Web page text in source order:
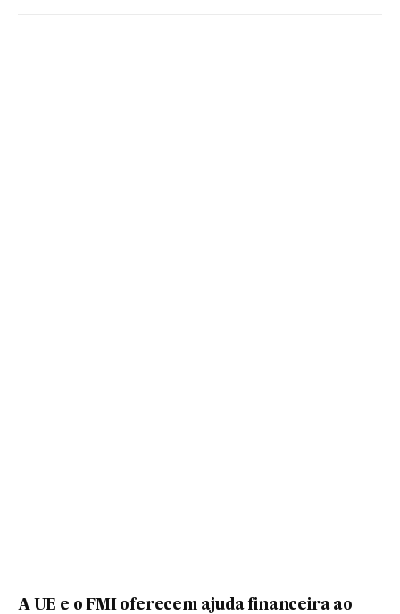
A UE e o FMI oferecem ajuda financeira ao